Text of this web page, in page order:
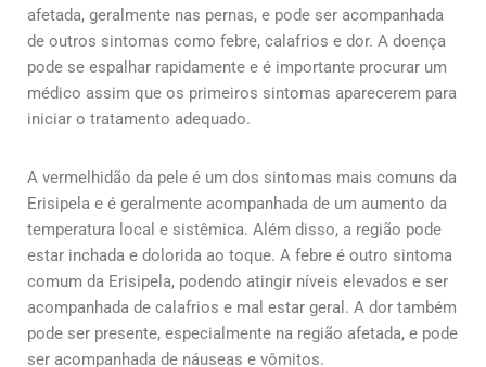
afetada, geralmente nas pernas, e pode ser acompanhada
de outros sintomas como febre, calafrios e dor. A doença
pode se espalhar rapidamente e é importante procurar um
médico assim que os primeiros sintomas aparecerem para
iniciar o tratamento adequado.
A vermelhidão da pele é um dos sintomas mais comuns da
Erisipela e é geralmente acompanhada de um aumento da
temperatura local e sistêmica. Além disso, a região pode
estar inchada e dolorida ao toque. A febre é outro sintoma
comum da Erisipela, podendo atingir níveis elevados e ser
acompanhada de calafrios e mal estar geral. A dor também
pode ser presente, especialmente na região afetada, e pode
ser acompanhada de náuseas e vômitos.